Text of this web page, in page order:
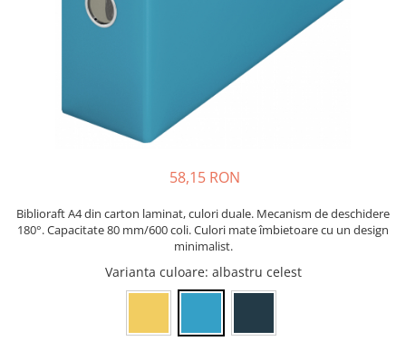
Pixuri metalice
Creioane mecanice si grafit
Markere diverse
Carioci si creioane colorate
Rezerve instrumente scris
Tavite documente si suporturi
58,15 RON
Biblioraft A4 din carton laminat, culori duale. Mecanism de deschidere
180°. Capacitate 80 mm/600 coli. Culori mate îmbietoare cu un design
minimalist.
Varianta culoare: albastru celest